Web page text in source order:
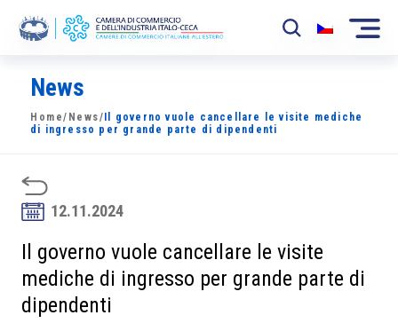
La Camera
News
Sviluppo Mercato
Soci
Partner
News
Home/ News/ Il governo vuole cancellare le visite mediche
di ingresso per grande parte di dipendenti
12.11.2024
Il governo vuole cancellare le visite
mediche di ingresso per grande parte di
dipendenti